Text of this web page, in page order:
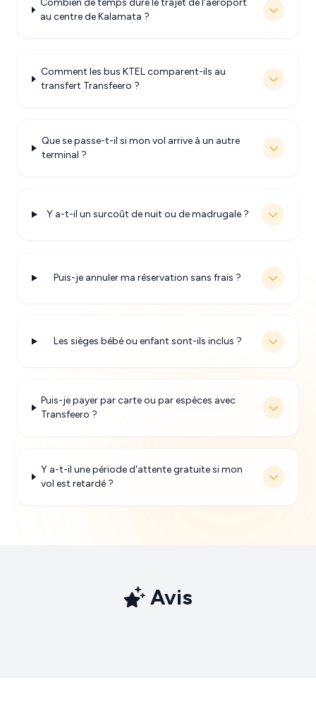
Combien de temps dure le trajet de l'aéroport
au centre de Kalamata ?
Comment les bus KTEL comparent-ils au
transfert Transfeero ?
Que se passe-t-il si mon vol arrive à un autre
terminal ?
Y a-t-il un surcoût de nuit ou de madrugale ?
Puis-je annuler ma réservation sans frais ?
Les sièges bébé ou enfant sont-ils inclus ?
Puis-je payer par carte ou par espèces avec
Transfeero ?
Y a-t-il une période d'attente gratuite si mon
vol est retardé ?
Avis